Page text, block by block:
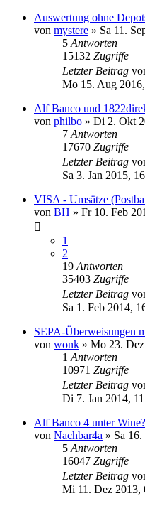
Auswertung ohne
von mystere » Sa 11.
5 Antworten
15132 Zugriffe
Letzter Beitrag
Mo 15. Aug
Alf Banco und
von philbo » Di 2. Okt
7 Antworten
17670 Zugriffe
Letzter Beitrag
Sa 3. Jan 2015,
VISA - Umsätze
von BH » Fr 10. Feb
1
2
19 Antworten
35403 Zugriffe
Letzter Beitrag
Sa 1. Feb 2014,
SEPA-Überweisungen
von wonk » Mo 23.
1 Antworten
10971 Zugriffe
Letzter Beitrag
Di 7. Jan 2014,
Alf Banco 4 unter Wine?
von Nachbar4a » Sa
5 Antworten
16047 Zugriffe
Letzter Beitrag
Mi 11. Dez 2013,